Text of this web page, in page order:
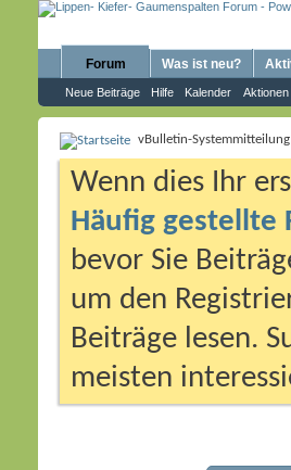
Forum
Neue Beiträge Hilfe Kalender Aktionen
Was ist neu?
vBulletin-Systemmitteilung
Wenn dies Ihr
Häufig gestellte
bevor Sie
um den
Beiträge lesen.
meisten